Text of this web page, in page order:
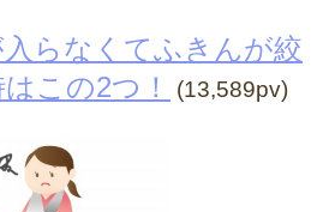
らなくてふきんが絞
この2つ！
(13,589pv)